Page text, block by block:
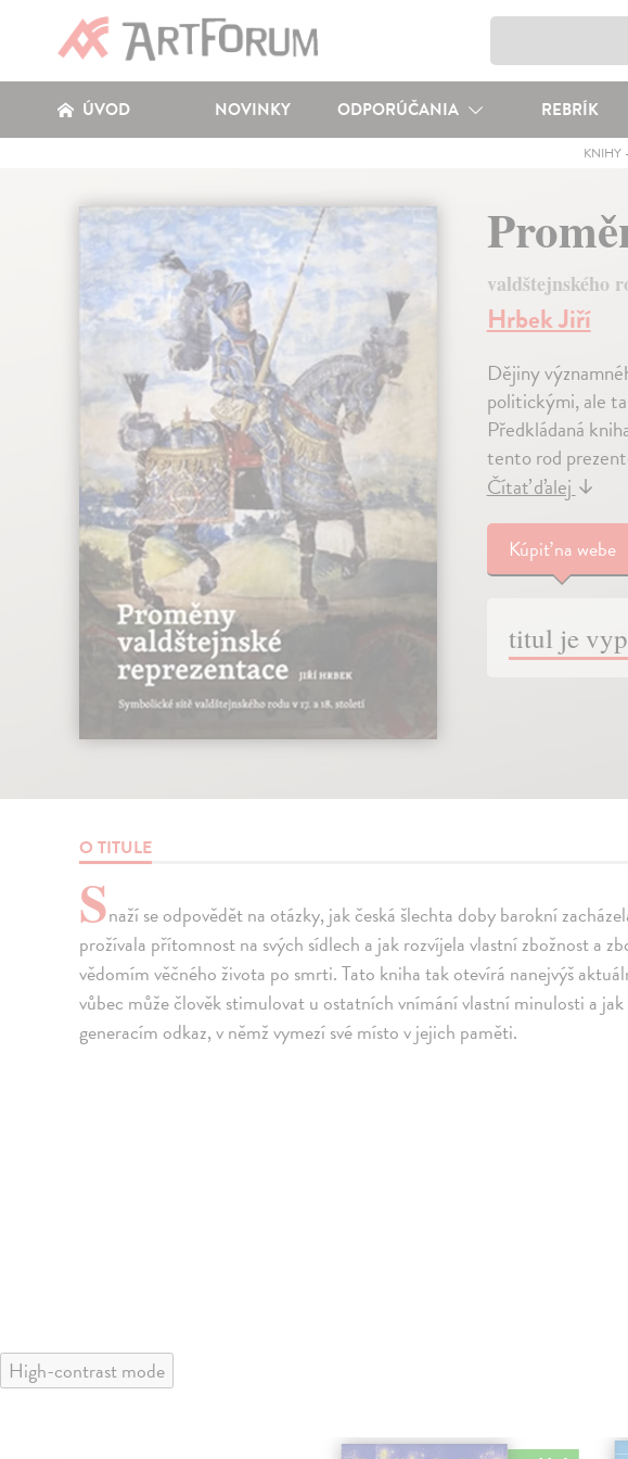
ÚVOD NOVINKY ODPORÚČANIA REBRÍK
KNIHY-
valdštejnského
Hrbek Jiří
Dějiny
politickými, ale
Předkládaná
tento rod
Čítať ďalej↓
Kúpiťna webe
titul je
O TITULE
Snaží se odpovědět na otázky, jak česká šlechta doby barokní
prožívala přítomnost na svých sídlech a jak rozvíjela vlastní zbožnost a
vědomím věčného života po smrti. Tato kniha tak otevírá nanejvýš
vůbec může člověk stimulovat u ostatních vnímání vlastní minulosti a
generacím odkaz, v němž vymezí své místo v jejich paměti.
High-contrast mode